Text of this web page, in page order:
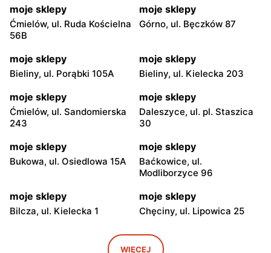
Warszawa, ul. Żytnia 57 Warszawa, ul. Pustola 23
moje sklepy
Anielewicza 1
moje sklepy
moje sklepy
Warszawa, ul. Nowolipki 13
moje sklepy
Warszawa, ul. Inflancka 19
moje sklepy
Nowogrodzka 6
moje sklepy
Okrzei 28/37
moje sklepy
Siedmiogrodzka 7/U3
moje sklepy
18
moje sklepy
Warszawa, ul. Grochowska
moje sklepy
Warszawa, ul. Poprawna 70
moje sklepy
Ćmielów, ul. Ruda Kościelna
56B
moje sklepy
Górno, ul. Bęczków 87
moje sklepy
Bieliny, ul. Porąbki 105A
moje sklepy
Bieliny, ul. Kielecka 203
moje sklepy
Ćmielów, ul. Sandomierska
243
moje sklepy
Daleszyce, ul. pl. Staszica
30
moje sklepy
Bukowa, ul. Osiedlowa 15A
moje sklepy
Baćkowice, ul.
Modliborzyce 96
moje sklepy
Bilcza, ul. Kielecka 1
moje sklepy
Chęciny, ul. Lipowica 25
Iwaniska, ul. Ujazdowska 5
moje sklepy
Bogoria, ul. Rynek 30
WIĘCEJ